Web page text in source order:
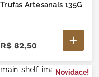
Trufas Artesanais 135G
R$ 82,50
Novidade!